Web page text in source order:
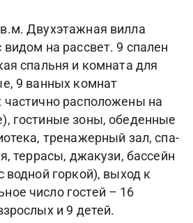
Двухэтажная вилла
на рассвет. 9 спален
спальня и комната для
9 ванных комнат
частично расположены на
гостиные зоны, обеденные
тренажерный зал, спа-
террасы, джакузи, бассейн
водной горкой), выход к
число гостей – 16
и 9 детей.